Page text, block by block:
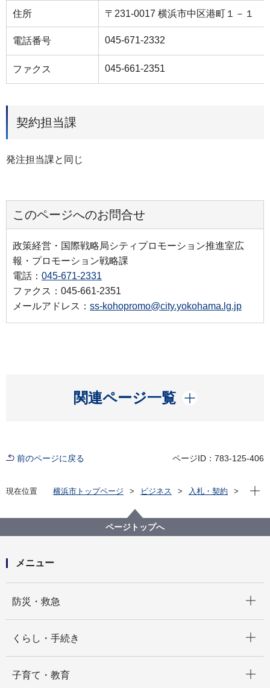
住所 〒231-0017 横浜市中区港町１－１
電話番号 045-671-2332
ファクス 045-661-2351
契約担当課
発注担当課と同じ
このページへのお問合せ
政策経営・国際戦略局シティプロモーション推進室広
報・プロモーション戦略課
電話： 045-671-2331
ファクス：045-661-2351
メールアドレス： ss-kohopromo@city.yokohama.lg.jp
関連ページ一覧
開く
前のページに戻る ページID：783-125-406
現在位置 横浜市トップページ ビジネス
入札・契約
【入札結果公表】令和２年度「広報よこはま市版」多
言語翻訳等委託
現在
ページトップへ
メニュー
防災・救急
くらし・手続き
子育て・教育